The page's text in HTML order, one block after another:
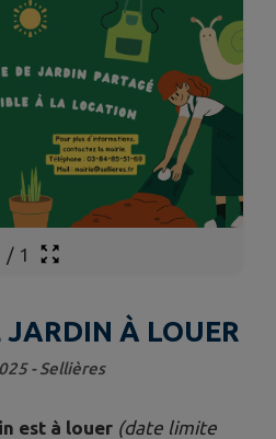
/ 1
JARDIN À LOUER
- Sellières
est à louer (date limite